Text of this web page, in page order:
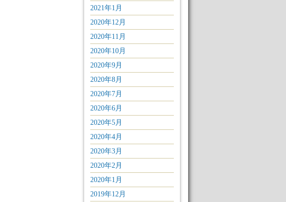
2021年1月
2020年12月
2020年11月
2020年10月
2020年9月
2020年8月
2020年7月
2020年6月
2020年5月
2020年4月
2020年3月
2020年2月
2020年1月
2019年12月